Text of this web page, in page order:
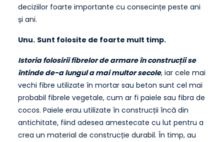
deciziilor foarte importante cu consecințe peste ani
și ani.
Unu. Sunt folosite de foarte mult timp.
Istoria folosirii fibrelor de armare în construcții se
întinde de-a lungul a mai multor secole, iar cele mai
vechi fibre utilizate în mortar sau beton sunt cel mai
probabil fibrele vegetale, cum ar fi paiele sau fibra de
cocos. Paiele erau utilizate în construcții încă din
antichitate, fiind adesea amestecate cu lut pentru a
crea un material de construcție durabil. În timp, au